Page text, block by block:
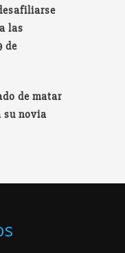
las
de
de matar
su novia